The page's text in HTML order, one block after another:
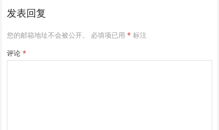
发表回复
您的邮箱地址不会被公开。 必填项已用* 标注
评论*